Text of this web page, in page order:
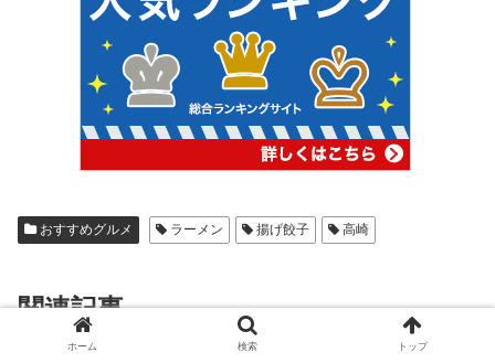
おすすめグルメ ラーメン 揚げ餃子 高崎
関連記事
ホーム 検索 トップ